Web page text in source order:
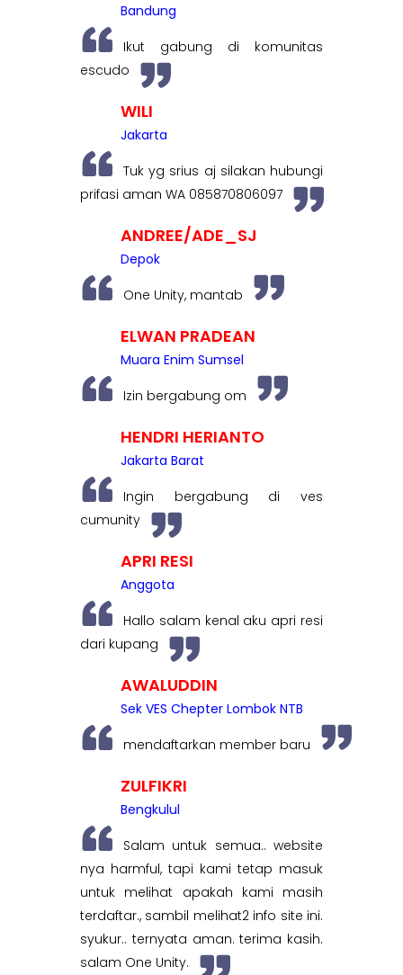
Bandung
Ikut gabung di komunitas
escudo
WILI
Jakarta
Tuk yg srius aj silakan hubungi
prifasi aman WA 085870806097
ANDREE/ADE_SJ
Depok
One Unity, mantab
ELWAN PRADEAN
Muara Enim Sumsel
Izin bergabung om
HENDRI HERIANTO
Jakarta Barat
Ingin bergabung di ves
cumunity
APRI RESI
Anggota
Hallo salam kenal aku apri resi
dari kupang
AWALUDDIN
Sek VES Chepter Lombok NTB
mendaftarkan member baru
ZULFIKRI
Bengkulul
Salam untuk semua.. website
nya harmful, tapi kami tetap masuk
untuk melihat apakah kami masih
terdaftar., sambil melihat2 info site ini.
syukur.. ternyata aman. terima kasih.
salam One Unity.